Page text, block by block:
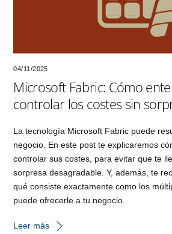
04/11/2025
Microsoft Fabric: Cómo
controlar los costes sin
La tecnología Microsoft Fabric puede
negocio. En este post te explicaremos
controlar sus costes, para evitar que te
sorpresa desagradable. Y, además, te
qué consiste exactamente como los
puede ofrecerle a tu negocio.
Leer más